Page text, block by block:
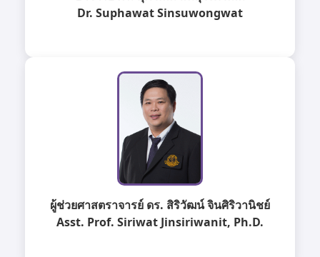
Dr. Suphawat Sinsuwongwat
ผู้ช่วยศาสตราจารย์ ดร. สิริวัฒน์ จินศิริวานิชย์
Asst. Prof. Siriwat Jinsiriwanit, Ph.D.